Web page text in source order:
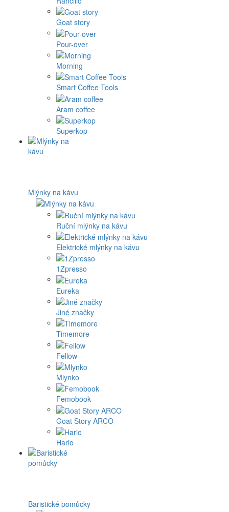
Goat story
Pour-over
Morning
Smart Coffee Tools
Aram coffee
Superkop
Mlýnky na kávu
Ruční mlýnky na kávu
Elektrické mlýnky na kávu
1Zpresso
Eureka
Jiné značky
Timemore
Fellow
Mlynko
Femobook
Goat Story ARCO
Hario
Baristické pomůcky